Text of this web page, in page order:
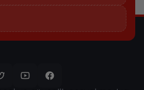
analiz araçları
şekilde incelenebilir.
için oldukça